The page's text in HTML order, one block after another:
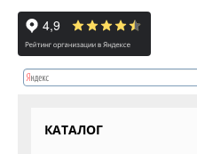
КАТАЛОГ